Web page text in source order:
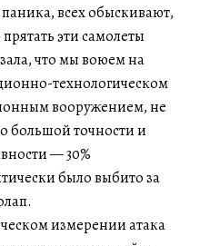
всех обыскивают,
эти самолеты
что мы воюем на
технологическом
вооружением, не
большой точности и
— 30%
было выбито за
измерении атака